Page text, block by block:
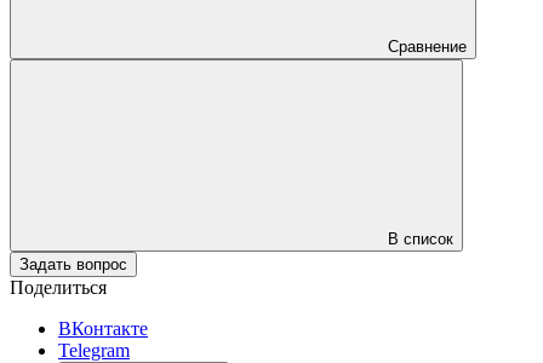
Сравнение
В список
Задать вопрос
Поделиться
ВКонтакте
Telegram